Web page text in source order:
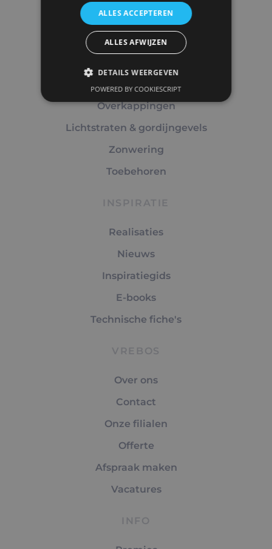
info@group-vrebos.be
AANBOD
Ramen & deuren
Overkappingen
Lichtstraten & gordijngevels
Zonwering
Toebehoren
INSPIRATIE
Realisaties
Nieuws
Inspiratiegids
E-books
Technische fiche's
VREBOS
Over ons
Contact
Onze filialen
Offerte
Afspraak maken
Vacatures
INFO
ALLES ACCEPTEREN
ALLES AFWIJZEN
DETAILS WEERGEVEN
POWERED BY COOKIESCRIPT